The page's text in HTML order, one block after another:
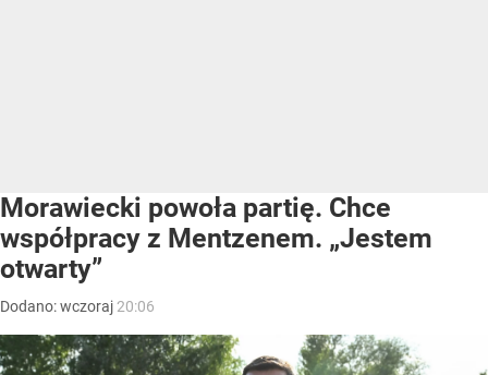
Morawiecki powoła partię. Chce
współpracy z Mentzenem. „Jestem
otwarty”
Dodano:wczoraj 20:06